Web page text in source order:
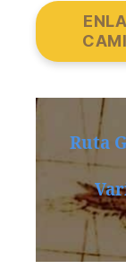
Ruta